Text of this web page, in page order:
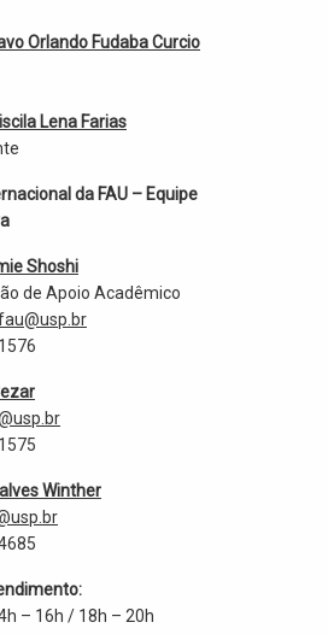
Orlando Fudaba Curcio
Lena Farias
da FAU – Equipe
Shoshi
de Apoio Acadêmico
Winther
– 16h / 18h – 20h